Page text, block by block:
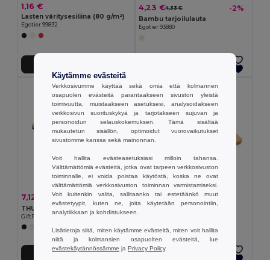
1,16 €
Lasten väritysesiliina (80 g/m²)
Egotier 99832
4,23 €4,33 € -2%
Bambu tarjoilulauta
Egotier 93880
7,12 € 8,18 € -13%
THURSDAY Lounasrasia
GiftRetail MO6240
+2 Värit
2,23 €
Bambuinen tarjotin
Käytämme evästeitä
Verkkosivumme käyttää sekä omia että kolmannen
osapuolen evästeitä parantaakseen sivuston yleistä
toimivuutta, muistaakseen asetuksesi, analysoidakseen
verkkosivun suorituskykyä ja tarjotakseen sujuvan ja
personoidun selauskokemuksen. Tämä sisältää
mukautetun sisällön, optimoidut vuorovaikutukset
sivustomme kanssa sekä mainonnan.
Voit hallita evästeasetuksiasi milloin tahansa.
Välttämättömiä evästeitä, jotka ovat tarpeen verkkosivuston
toiminnalle, ei voida poistaa käytöstä, koska ne ovat
välttämättömiä verkkosivuston toiminnan varmistamiseksi.
Voit kuitenkin valita, sallitaanko tai estetäänkö muut
evästetyypit, kuten ne, joita käytetään personointiin,
analytiikkaan ja kohdistukseen.
Lisätietoja siitä, miten käytämme evästeitä, miten voit hallita
niitä ja kolmansien osapuolten evästeitä, lue
evästekäytännössämme ja Privacy Policy.